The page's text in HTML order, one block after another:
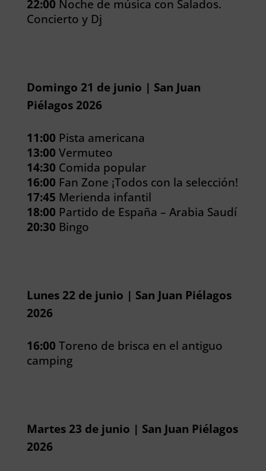
22:00 Noche de música con Salados.
Concierto y Dj
Domingo 21 de junio | San Juan
Piélagos 2026
11:00 Pista americana
13:00 Vermuteo
14:30 Comida popular
16:00 Fan Zone ¡Todos con la selección!
17:45 Merienda infantil
18:00 Partido de España – Arabia Saudí
20:30 Bingo
Lunes 22 de junio | San Juan Piélagos
2026
16:00 Toreno de brisca en el antiguo
camping
Martes 23 de junio | San Juan Piélagos
2026